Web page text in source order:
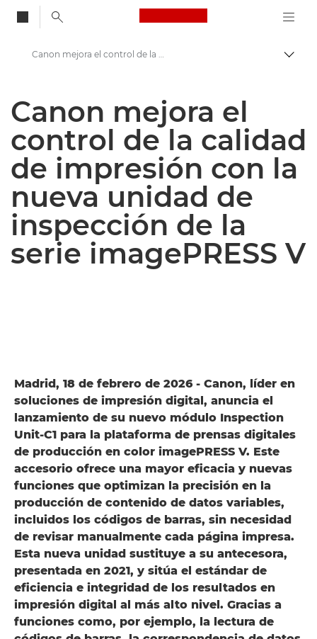
Canon Logo, back
Centro de prensa
Comunicados de prensa: Centro de prensa de Canon
Canon mejora el control de la calidad de impresión con la nueva unidad de inspección de la serie imagePRESS V
Canon mejora el
control de la calidad
de impresión con la
nueva unidad de
inspección de la
serie imagePRESS V
Madrid, 18 de febrero de 2026 - Canon, líder en
soluciones de impresión digital, anuncia el
lanzamiento de su nuevo módulo Inspection
Unit-C1 para la plataforma de prensas digitales
de producción en color imagePRESS V. Este
accesorio ofrece una mayor eficacia y nuevas
funciones que optimizan la precisión en la
producción de contenido de datos variables,
incluidos los códigos de barras, sin necesidad
de revisar manualmente cada página impresa.
Esta nueva unidad sustituye a su antecesora,
presentada en 2021, y sitúa el estándar de
eficiencia e integridad de los resultados en
impresión digital al más alto nivel. Gracias a
funciones como, por ejemplo, la lectura de